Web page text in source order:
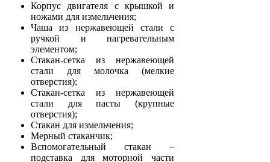
Корпус двигателя с крышкой и
ножами для измельчения;
Чаша из нержавеющей стали с
ручкой и нагревательным
элементом;
Стакан-сетка из нержавеющей
стали для молочка (мелкие
отверстия);
Стакан-сетка из нержавеющей
стали для пасты (крупные
отверстия);
Стакан для измельчения;
Мерный стаканчик;
Вспомогательный стакан –
подставка для моторной части